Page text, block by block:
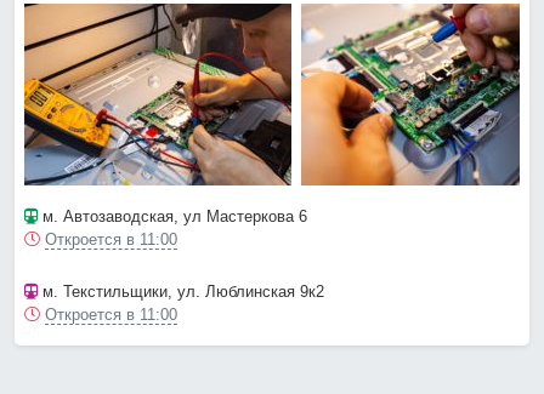
м. Автозаводская, ул Мастеркова 6
Откроется в 11:00
м. Текстильщики, ул. Люблинская 9к2
Откроется в 11:00